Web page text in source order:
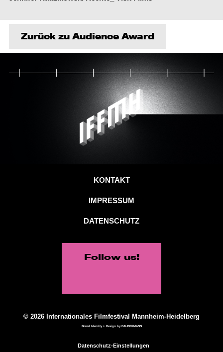
Zurück zu Audience Award
KONTAKT
IMPRESSUM
DATENSCHUTZ
Follow us!
© 2026 Internationales Filmfestival Mannheim-Heidelberg
Brand Identity + Design by DAUBERMANN